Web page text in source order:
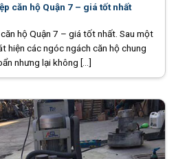
căn hộ Quận 7 – giá tốt nhất
hộ Quận 7 – giá tốt nhất. Sau một
hiện các ngóc ngách căn hộ chung
nhưng lại không [...]